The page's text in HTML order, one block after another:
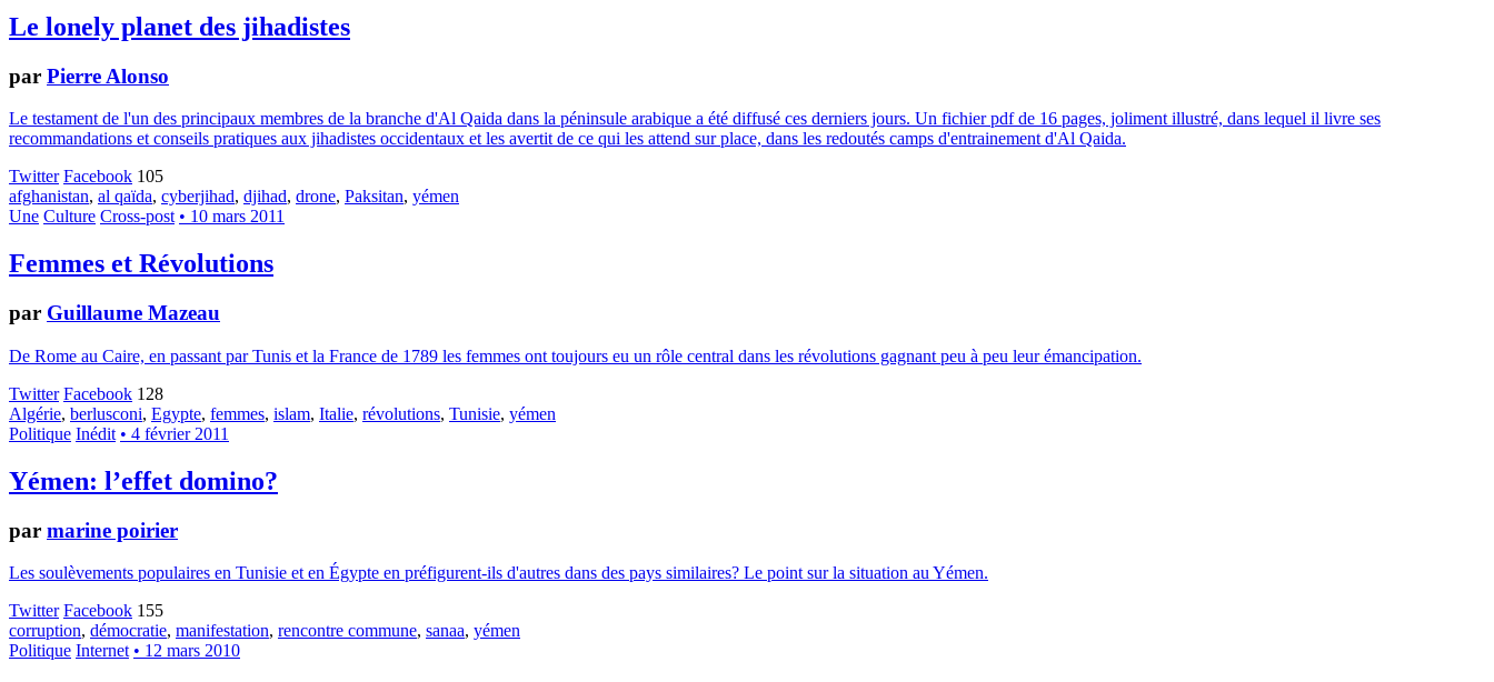
Le lonely planet des jihadistes
par Pierre Alonso
Le testament de l'un des principaux membres de la branche d'Al Qaida dans la péninsule arabique a été diffusé ces derniers jours. Un fichier pdf de 16 pages, joliment illustré, dans lequel il livre ses
recommandations et conseils pratiques aux jihadistes occidentaux et les avertit de ce qui les attend sur place, dans les redoutés camps d'entrainement d'Al Qaida.
Twitter Facebook 105
afghanistan, al qaïda, cyberjihad, djihad, drone, Paksitan, yémen
Une Culture Cross-post • 10 mars 2011
Femmes et Révolutions
par Guillaume Mazeau
De Rome au Caire, en passant par Tunis et la France de 1789 les femmes ont toujours eu un rôle central dans les révolutions gagnant peu à peu leur émancipation.
Twitter Facebook 128
Algérie, berlusconi, Egypte, femmes, islam, Italie, révolutions, Tunisie, yémen
Politique Inédit • 4 février 2011
Yémen: l’effet domino?
par marine poirier
Les soulèvements populaires en Tunisie et en Égypte en préfigurent-ils d'autres dans des pays similaires? Le point sur la situation au Yémen.
Twitter Facebook 155
corruption, démocratie, manifestation, rencontre commune, sanaa, yémen
Politique Internet • 12 mars 2010